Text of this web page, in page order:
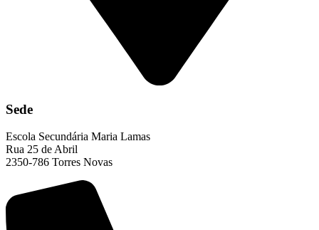
Sede
Escola Secundária Maria Lamas
Rua 25 de Abril
2350-786 Torres Novas